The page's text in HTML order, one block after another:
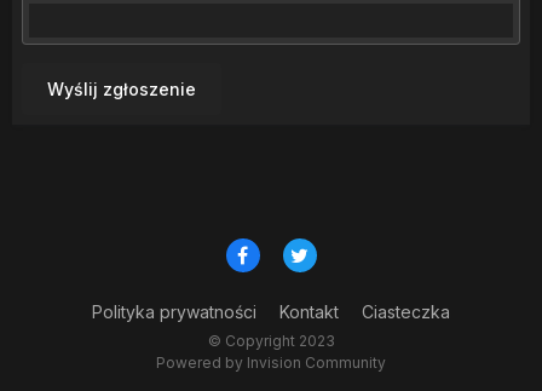
Wyślij zgłoszenie
Polityka prywatności Kontakt Ciasteczka
© Copyright 2023
Powered by Invision Community